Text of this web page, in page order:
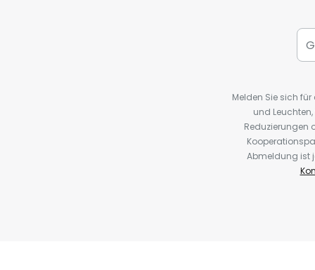
Melden Sie sich
und
Reduzierungen
Abmeldung ist